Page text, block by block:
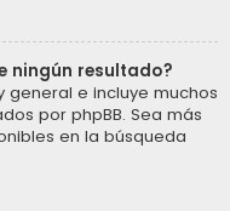
ningún resultado?
general e incluye muchos
por phpBB. Sea más
en la búsqueda